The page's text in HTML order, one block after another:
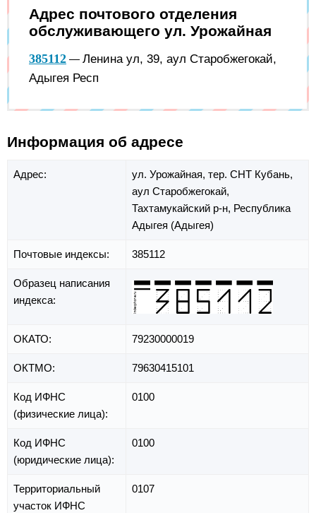
Адрес почтового отделения
обслуживающего ул. Урожайная
385112 — Ленина ул, 39, аул Старобжегокай,
Адыгея Респ
Информация об адресе
Адрес: ул. Урожайная, тер. СНТ Кубань,
аул Старобжегокай,
Тахтамукайский р-н, Республика
Адыгея (Адыгея)
Почтовые индексы: 385112
Образец написания
индекса:
ОКАТО: 79230000019
ОКТМО: 79630415101
Код ИФНС
(физические лица):
0100
Код ИФНС
(юридические лица):
0100
Территориальный
участок ИФНС
0107